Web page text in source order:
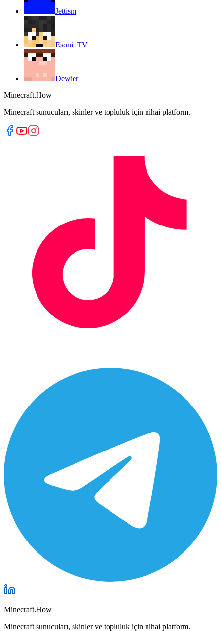
Jettism
Esoni_TV
Dewier
Minecraft.How
Minecraft sunucuları, skinler ve topluluk için nihai platform.
Minecraft.How
Minecraft sunucuları, skinler ve topluluk için nihai platform.